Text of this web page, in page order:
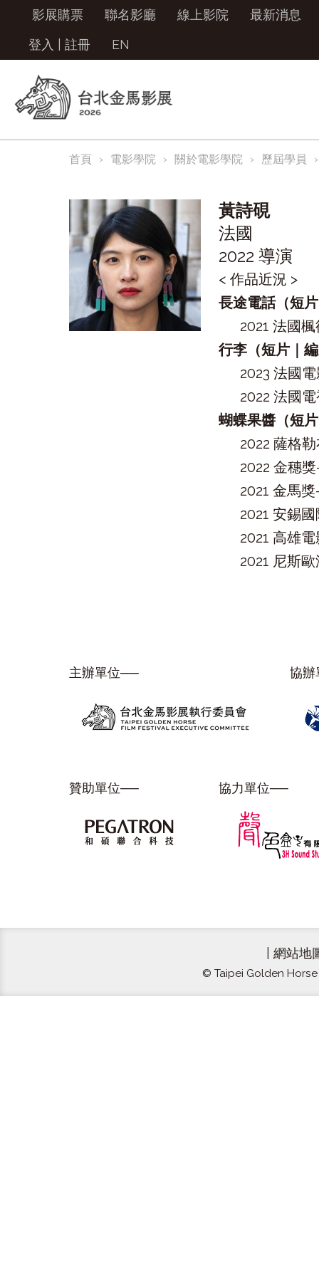
影展購票 聯名影廳 線上影院
最新消息
登入
註冊 EN
首頁 電影學院 關於電影學院 歷屆學員
黃詩硯
法國
2022 導演
< 作品近況 >
長途電話（短
2021 法國
行李（短片｜
2023 法國
2022 法國
蝴蝶果醬（短
2022 薩格
2022 金穗
2021 金馬
2021 安錫
​2021 高雄
2021 尼斯
主辦單位── 協
贊助單位── 協力單位──
網站地
© Taipei Golden